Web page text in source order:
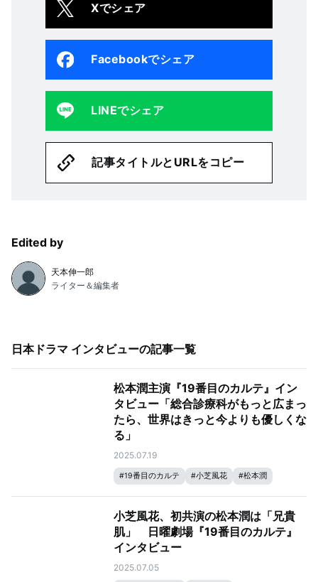
Xでシェア
Facebookでシェア
LINEでシェア
記事タイトルとURLをコピー
Edited by
天本伸一郎
ライター＆編集者
日本ドラマ インタビューの記事一覧
松本潤主演『19番目のカルテ』イン
タビュー「総合診療科がもっと広まっ
たら、世界はきっと今よりも優しくな
る」
2025.07.19
#19番目のカルテ #小芝風花 #松本潤
小芝風花、初共演の松本潤は「兄貴
肌」 日曜劇場『19番目のカルテ』
インタビュー
2025.07.05